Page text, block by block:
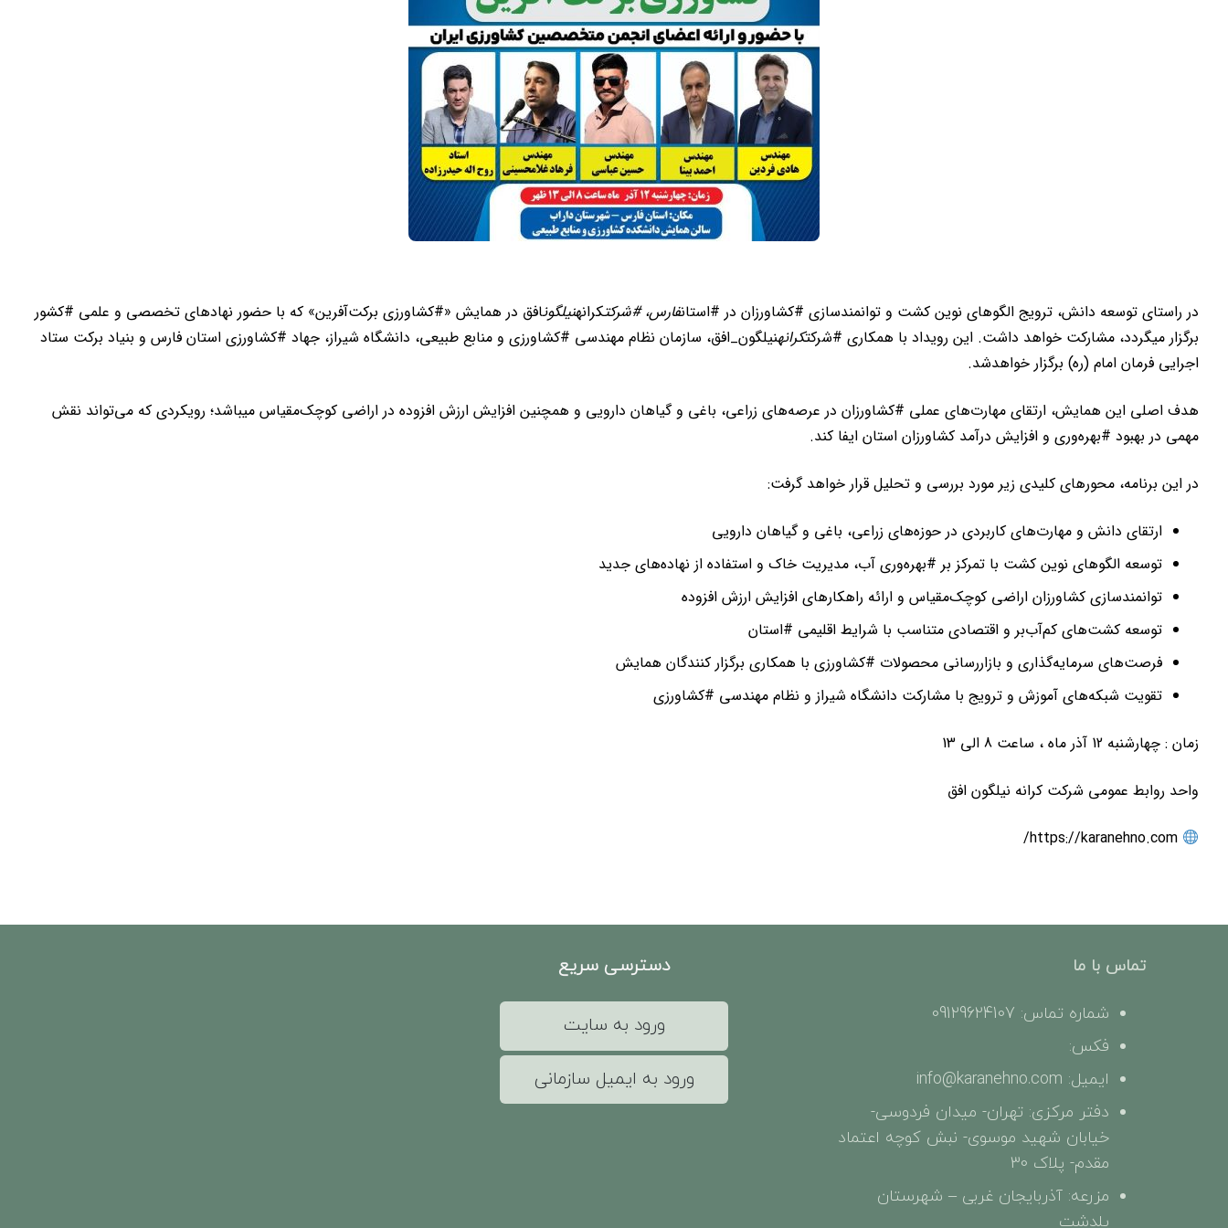
در راستای توسعه دانش، ترویج الگوهای نوین کشت و توانمندسازی #کشاورزان در #استانفارس، #شرکتکرانهنیلگونافق در همایش «#کشاورزی برکت‌آفرین» که با حضور نهادهای تخصصی و علمی #کشور
برگزار میگردد، مشارکت خواهد داشت. این رویداد با همکاری #شرکتکرانهنیلگون_افق، سازمان نظام مهندسی #کشاورزی و منابع طبیعی، دانشگاه شیراز، جهاد #کشاورزی استان فارس و بنیاد برکت ستاد
اجرایی فرمان امام (ره) برگزار خواهدشد.
هدف اصلی این همایش، ارتقای مهارت‌های عملی #کشاورزان در عرصه‌های زراعی، باغی و گیاهان دارویی و همچنین افزایش ارزش افزوده در اراضی کوچک‌مقیاس میباشد؛ رویکردی که می‌تواند نقش
مهمی در بهبود #بهره‌وری و افزایش درآمد کشاورزان استان ایفا کند.
در این برنامه، محورهای کلیدی زیر مورد بررسی و تحلیل قرار خواهد گرفت:
ارتقای دانش و مهارت‌های کاربردی در حوزه‌های زراعی، باغی و گیاهان دارویی
توسعه الگوهای نوین کشت با تمرکز بر #بهره‌وری آب، مدیریت خاک و استفاده از نهاده‌های جدید
توانمندسازی کشاورزان اراضی کوچک‌مقیاس و ارائه راهکارهای افزایش ارزش افزوده
توسعه کشت‌های کم‌آب‌بر و اقتصادی متناسب با شرایط اقلیمی #استان
فرصت‌های سرمایه‌گذاری و بازاررسانی محصولات #کشاورزی با همکاری برگزار کنندگان همایش
تقویت شبکه‌های آموزش و ترویج با مشارکت دانشگاه شیراز و نظام مهندسی #کشاورزی
زمان : چهارشنبه 12 آذر ماه ، ساعت 8 الی 13
واحد روابط عمومی شرکت کرانه نیلگون افق
https://karanehno.com/
تماس با ما
شماره تماس: 09129624107
فکس:
ایمیل: info@karanehno.com
دفتر مرکزی: تهران- میدان فردوسی-
خیابان شهید موسوی- نبش کوچه اعتماد
مقدم- پلاک 30
مزرعه: آذربایجان غربی – شهرستان
پلدشت
دسترسی سریع
ورود به سایت
ورود به ایمیل سازمانی